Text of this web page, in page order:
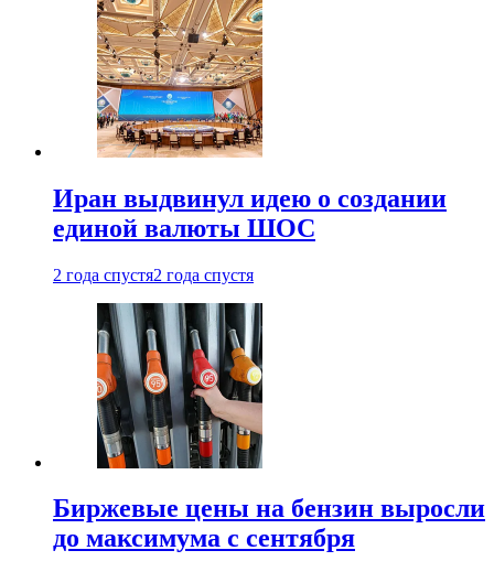
Иран выдвинул идею о создании
единой валюты ШОС
2 года спустя2 года спустя
Биржевые цены на бензин выросли
до максимума с сентября